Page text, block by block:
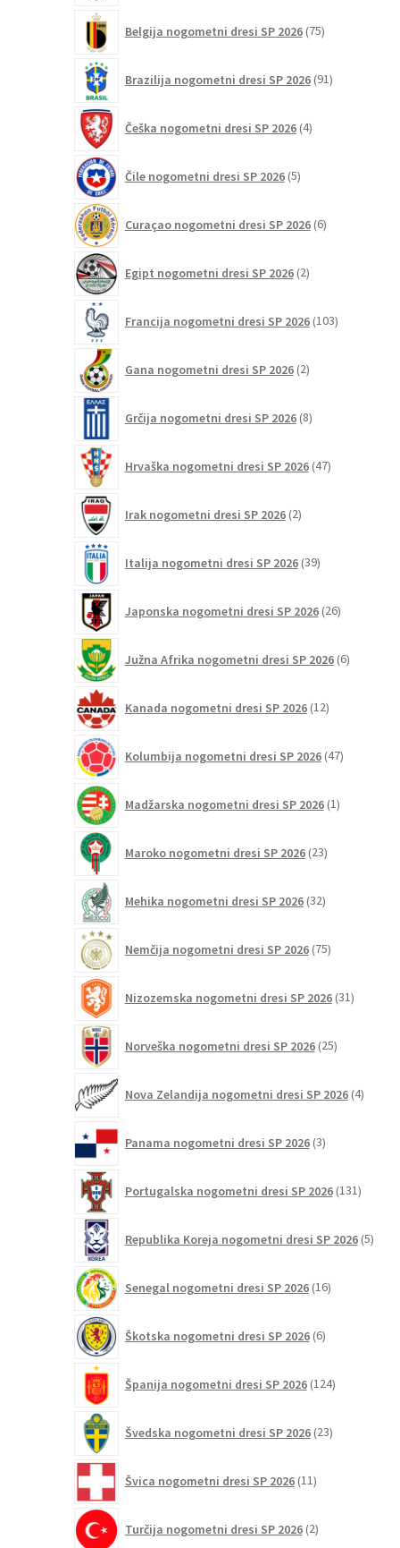
Belgija nogometni dresi SP 2026 75izdelkov
Brazilija nogometni dresi SP 2026 91izdelkov
Češka nogometni dresi SP 2026 4izdelki
Čile nogometni dresi SP 2026 5izdelkov
Curaçao nogometni dresi SP 2026 6izdelkov
Egipt nogometni dresi SP 2026 2izdelka
Francija nogometni dresi SP 2026 103izdelki
Gana nogometni dresi SP 2026 2izdelka
Grčija nogometni dresi SP 2026 8izdelkov
Hrvaška nogometni dresi SP 2026 47izdelkov
Irak nogometni dresi SP 2026 2izdelka
Italija nogometni dresi SP 2026 39izdelkov
Japonska nogometni dresi SP 2026 26izdelkov
Južna Afrika nogometni dresi SP 2026 6izdelkov
Kanada nogometni dresi SP 2026 12izdelkov
Kolumbija nogometni dresi SP 2026 47izdelkov
Madžarska nogometni dresi SP 2026 1izdelek
Maroko nogometni dresi SP 2026 23izdelkov
Mehika nogometni dresi SP 2026 32izdelkov
Nemčija nogometni dresi SP 2026 75izdelkov
Nizozemska nogometni dresi SP 2026 31izdelkov
Norveška nogometni dresi SP 2026 25izdelkov
Nova Zelandija nogometni dresi SP 2026 4izdelki
Panama nogometni dresi SP 2026 3izdelki
Portugalska nogometni dresi SP 2026 131
Republika Koreja nogometni dresi SP 2026 5
Senegal nogometni dresi SP 2026 16izdelkov
Škotska nogometni dresi SP 2026 6izdelkov
Španija nogometni dresi SP 2026 124izdelkov
Švedska nogometni dresi SP 2026 23izdelkov
Švica nogometni dresi SP 2026 11izdelkov
Turčija nogometni dresi SP 2026 2izdelka